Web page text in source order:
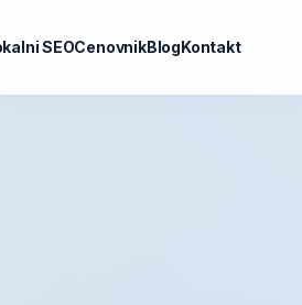
SEOCenovnikBlogKontakt